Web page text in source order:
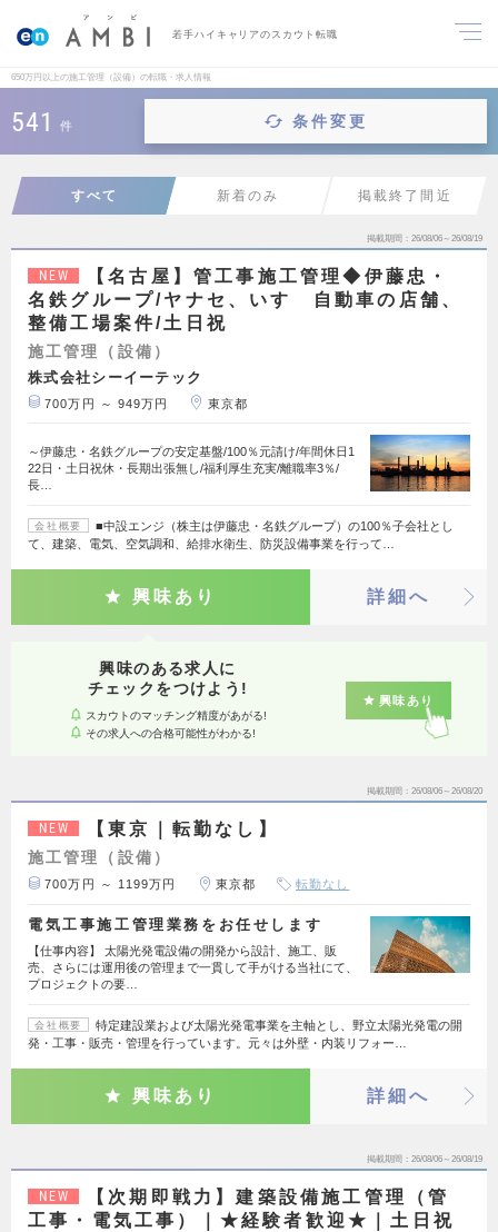
若手ハイキャリアのスカウト転職
650万円以上の施工管理（設備）の転職・求人情報
541 件 条件変更
すべて 新着のみ 掲載終了間近
掲載期間 26/08/06～26/08/19
NEW
【名古屋】管工事施工管理◆伊藤忠・
名鉄グループ/ヤナセ、いすゞ自動車の店舗、
整備工場案件/土日祝
施工管理（設備）
株式会社シーイーテック
700万円 ～ 949万円 東京都
～伊藤忠・名鉄グループの安定基盤/100％元請け/年間休日1
22日・土日祝休・長期出張無し/福利厚生充実/離職率3％/
長…
会社概要
■中設エンジ（株主は伊藤忠・名鉄グループ）の100％子会社とし
て、建築、電気、空気調和、給排水衛生、防災設備事業を行って…
興味あり 詳細へ
興味のある求人に
チェックをつけよう!
スカウトのマッチング精度があがる!
その求人への合格可能性がわかる!
興味あり
掲載期間 26/08/06～26/08/20
NEW 【東京｜転勤なし】
施工管理（設備）
700万円 ～ 1199万円 東京都 転勤なし
電気工事施工管理業務をお任せします
【仕事内容】 太陽光発電設備の開発から設計、施工、販
売、さらには運用後の管理まで一貫して手がける当社にて、
プロジェクトの要…
会社概要
特定建設業および太陽光発電事業を主軸とし、野立太陽光発電の開
発・工事・販売・管理を行っています。元々は外壁・内装リフォー…
興味あり 詳細へ
掲載期間 26/08/06～26/08/19
NEW
【次期即戦力】建築設備施工管理（管
工事・電気工事）｜★経験者歓迎★｜土日祝